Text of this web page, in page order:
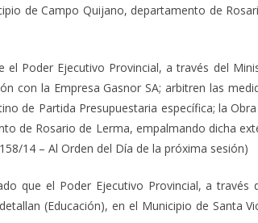
de Campo Quijano, departamento de
el Poder Ejecutivo Provincial, a través del
con la Empresa Gasnor SA; arbitren las
de Partida Presupuestaria específica; la
de Rosario de Lerma, empalmando dicha
14 – Al Orden del Día de la próxima sesión)
que el Poder Ejecutivo Provincial, a través
(Educación), en el Municipio de Santa